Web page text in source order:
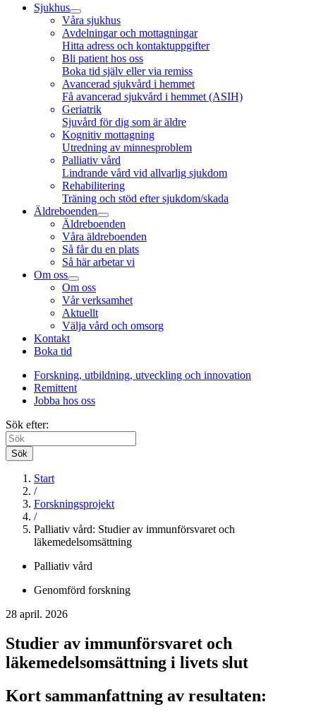
Sjukhus
Våra sjukhus
Avdelningar och mottagningar
Hitta adress och kontaktuppgifter
Bli patient hos oss
Boka tid själv eller via remiss
Avancerad sjukvård i hemmet
Få avancerad sjukvård i hemmet (ASIH)
Geriatrik
Sjuvård för dig som är äldre
Kognitiv mottagning
Utredning av minnesproblem
Palliativ vård
Lindrande vård vid allvarlig sjukdom
Rehabilitering
Träning och stöd efter sjukdom/skada
Äldreboenden
Äldreboenden
Våra äldreboenden
Så får du en plats
Så här arbetar vi
Om oss
Om oss
Vår verksamhet
Aktuellt
Välja vård och omsorg
Kontakt
Boka tid
Forskning, utbildning, utveckling och innovation
Remittent
Jobba hos oss
Sök efter:
Sök
Start
/
Forskningsprojekt
/
Palliativ vård: Studier av immunförsvaret och
läkemedelsomsättning
Palliativ vård
Genomförd forskning
28 april. 2026
Studier av immunförsvaret och
läkemedelsomsättning i livets slut
Kort sammanfattning av resultaten: